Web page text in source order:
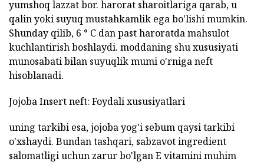
yumshoq lazzat bor. harorat sharoitlariga qarab, u
qalin yoki suyuq mustahkamlik ega bo'lishi mumkin.
Shunday qilib, 6 ° C dan past haroratda mahsulot
kuchlantirish boshlaydi. moddaning shu xususiyati
munosabati bilan suyuqlik mumi o'rniga neft
hisoblanadi.
Jojoba Insert neft: Foydali xususiyatlari
uning tarkibi esa, jojoba yog'i sebum qaysi tarkibi
o'xshaydi. Bundan tashqari, sabzavot ingredient
salomatligi uchun zarur bo'lgan E vitamini muhim